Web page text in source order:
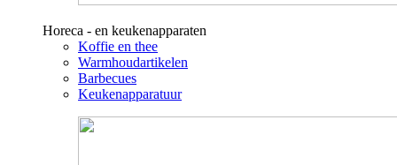
Horeca - en keukenapparaten
Koffie en thee
Warmhoudartikelen
Barbecues
Keukenapparatuur